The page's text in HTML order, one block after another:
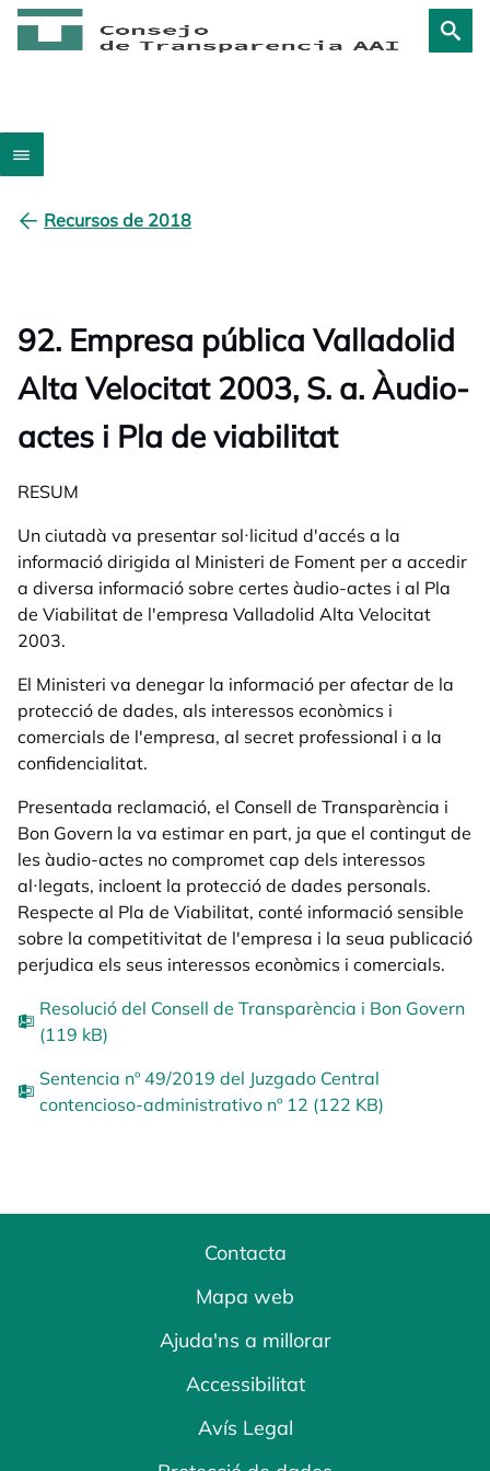
Recursos de 2018
92. Empresa pública Valladolid
Alta Velocitat 2003, S. a. Àudio-
actes i Pla de viabilitat
RESUM
Un ciutadà va presentar sol·licitud d'accés a la
informació dirigida al Ministeri de Foment per a accedir
a diversa informació sobre certes àudio-actes i al Pla
de Viabilitat de l'empresa Valladolid Alta Velocitat
2003.
El Ministeri va denegar la informació per afectar de la
protecció de dades, als interessos econòmics i
comercials de l'empresa, al secret professional i a la
confidencialitat.
Presentada reclamació, el Consell de Transparència i
Bon Govern la va estimar en part, ja que el contingut de
les àudio-actes no compromet cap dels interessos
al·legats, incloent la protecció de dades personals.
Respecte al Pla de Viabilitat, conté informació sensible
sobre la competitivitat de l'empresa i la seua publicació
perjudica els seus interessos econòmics i comercials.
Resolució del Consell de Transparència i Bon Govern
(119 kB)
Sentencia nº 49/2019 del Juzgado Central
contencioso-administrativo nº 12 (122 KB)
Contacta
Mapa web
Ajuda'ns a millorar
Accessibilitat
Avís Legal